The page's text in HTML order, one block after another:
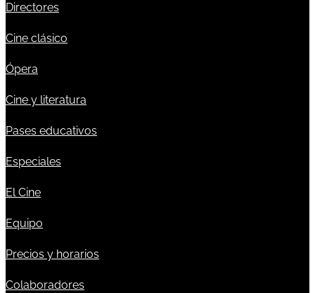
Directores
Cine clásico
Ópera
Cine y literatura
Pases educativos
Especiales
El Cine
Equipo
Precios y horarios
Colaboradores